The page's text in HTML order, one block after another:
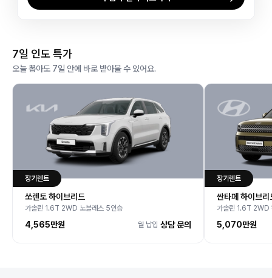
7일 인도 특가
오늘 뽑아도 7일 안에 바로 받아볼 수 있어요.
장기렌트
쏘렌토 하이브리드
가솔린 1.6T 2WD 노블레스 5인승
4,565만원 월 납입 상담 문의
장기렌트
싼타페 하이브리
가솔린 1.6T 2WD
5,070만원